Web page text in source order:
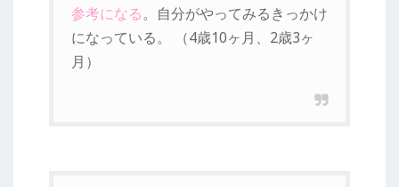
参考になる。自分がやってみるきっかけ
になっている。 （4歳10ヶ月、2歳3ヶ
月）